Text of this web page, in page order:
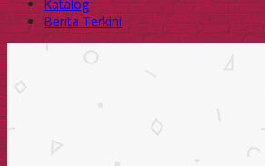
Katalog
Berita Terkini